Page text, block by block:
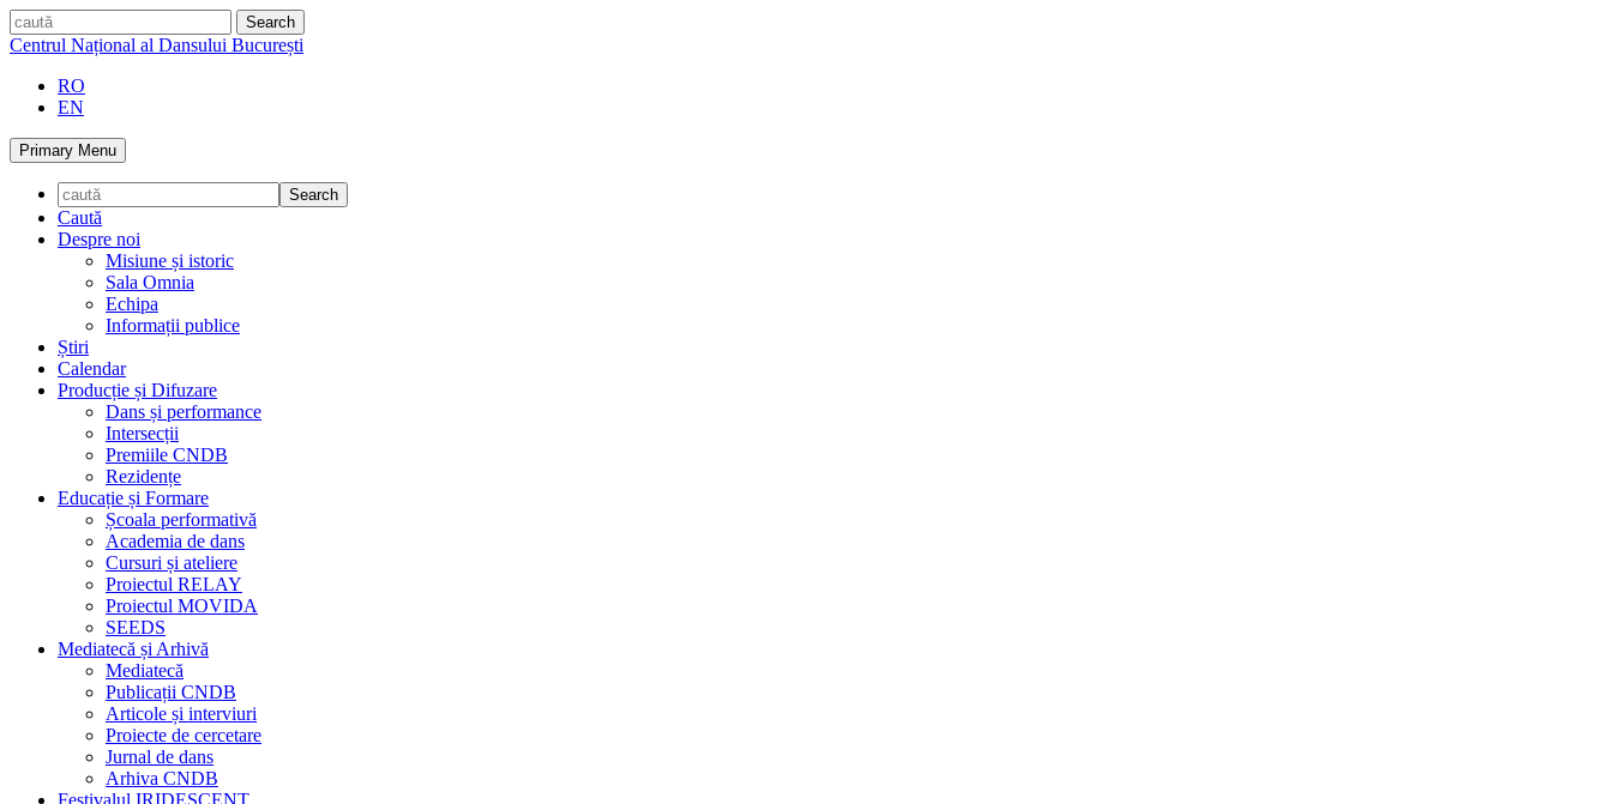
Skip
to
caută
Centrul Național al Dansului București
RO
EN
Primary Menu
Caută
Despre noi
Misiune și istoric
Sala Omnia
Echipa
Informații publice
Știri
Calendar
Producție și Difuzare
Dans și performance
Intersecții
Premiile CNDB
Rezidențe
Educație și Formare
Școala performativă
Academia de dans
Cursuri și ateliere
Proiectul RELAY
Proiectul MOVIDA
SEEDS
Mediatecă și Arhivă
Mediatecă
Publicații CNDB
Articole și interviuri
Proiecte de cercetare
Jurnal de dans
Arhiva CNDB
Festivalul IRIDESCENT